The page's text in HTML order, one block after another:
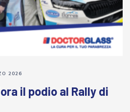
il podio al Rally di
2026